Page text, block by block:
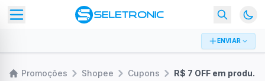
ENVIAR
Promoções Shopee Cupons R$ 7 OFF em produtos específicos na loja SURGUT Shoes Official Store